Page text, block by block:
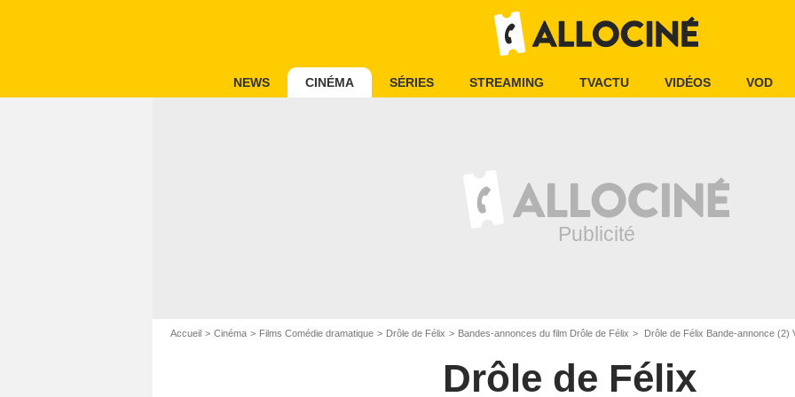
NEWS CINÉMA SÉRIES STREAMING TVACTU VIDÉOS VOD
Accueil Cinéma Films Comédie dramatique Drôle de Félix Bandes-annonces du film Drôle de Félix Drôle de Félix Bande-annonce (2)
Drôle de Félix